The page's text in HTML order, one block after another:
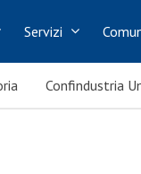
Servizi
Confindustria